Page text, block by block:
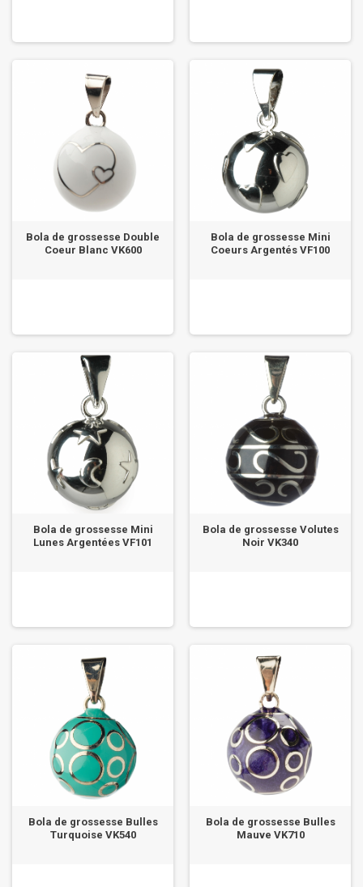
Bola de grossesse Double
Coeur Blanc VK600
Bola de grossesse Mini
Coeurs Argentés VF100
Bola de grossesse Mini
Lunes Argentées VF101
Bola de grossesse Volutes
Noir VK340
Bola de grossesse Bulles
Turquoise VK540
Bola de grossesse Bulles
Mauve VK710